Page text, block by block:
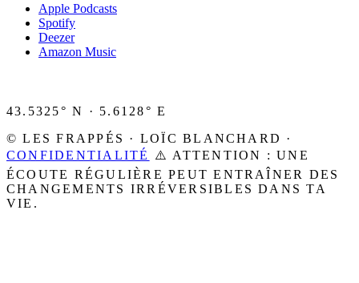
Apple Podcasts
Spotify
Deezer
Amazon Music
43.5325° N · 5.6128° E
© LES FRAPPÉS · LOÏC BLANCHARD ·
CONFIDENTIALITÉ
⚠️ ATTENTION : UNE
ÉCOUTE RÉGULIÈRE PEUT ENTRAÎNER DES
CHANGEMENTS IRRÉVERSIBLES DANS TA
VIE.